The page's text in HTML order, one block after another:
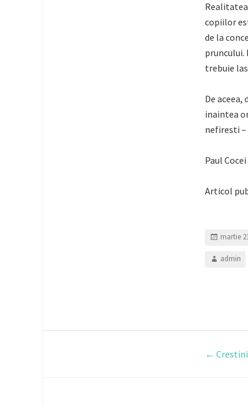
copiilor
de la
pruncului.
trebuie
De
inaintea
nefiresti –
Paul Cocei
Articol
martie
admin
←